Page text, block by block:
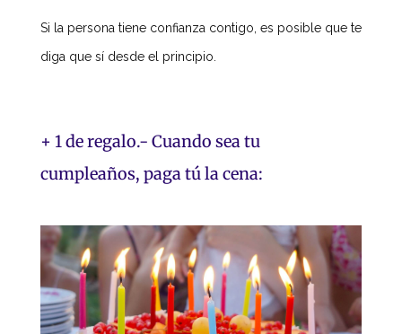
Si la persona tiene confianza contigo, es posible que te
diga que sí desde el principio.
+ 1 de regalo.- Cuando sea tu
cumpleaños, paga tú la cena: